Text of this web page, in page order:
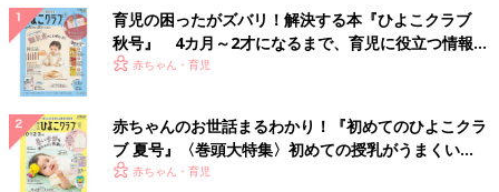
疲労、視力低下、ドライアイなどの症状の総称が「スマートフォ
ン症候群」とも言われています。このような身体の直接な不調だ
けでなく「スマホがないと不安になる」といった「スマホ依存
症」も問題となっています。
「スマートフォン症候群」の中で１番多いのが「スマホ首」と言
われる症状ですがどんな症状なのでしょうか？
スマホ首は病気ではなく体の状態を表す名称です。通常は少し前
育児の困ったがズバリ！解決する本『ひよこクラブ
秋号』 4カ月～2才になるまで、育児に役立つ情報が
いっぱい！
赤ちゃん・育児
赤ちゃんのお世話まるわかり！『初めてのひよこクラ
ブ 夏号』〈巻頭大特集〉初めての授乳がうまくい
く！ おっぱい・ミルクの基本と夏のトラブル 解決テ
赤ちゃん・育児